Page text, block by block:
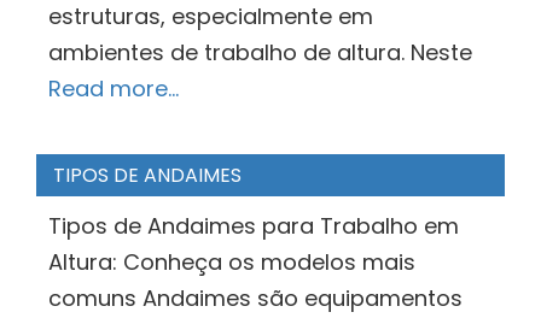
estruturas, especialmente em
ambientes de trabalho de altura. Neste
Read more…
TIPOS DE ANDAIMES
Tipos de Andaimes para Trabalho em
Altura: Conheça os modelos mais
comuns Andaimes são equipamentos